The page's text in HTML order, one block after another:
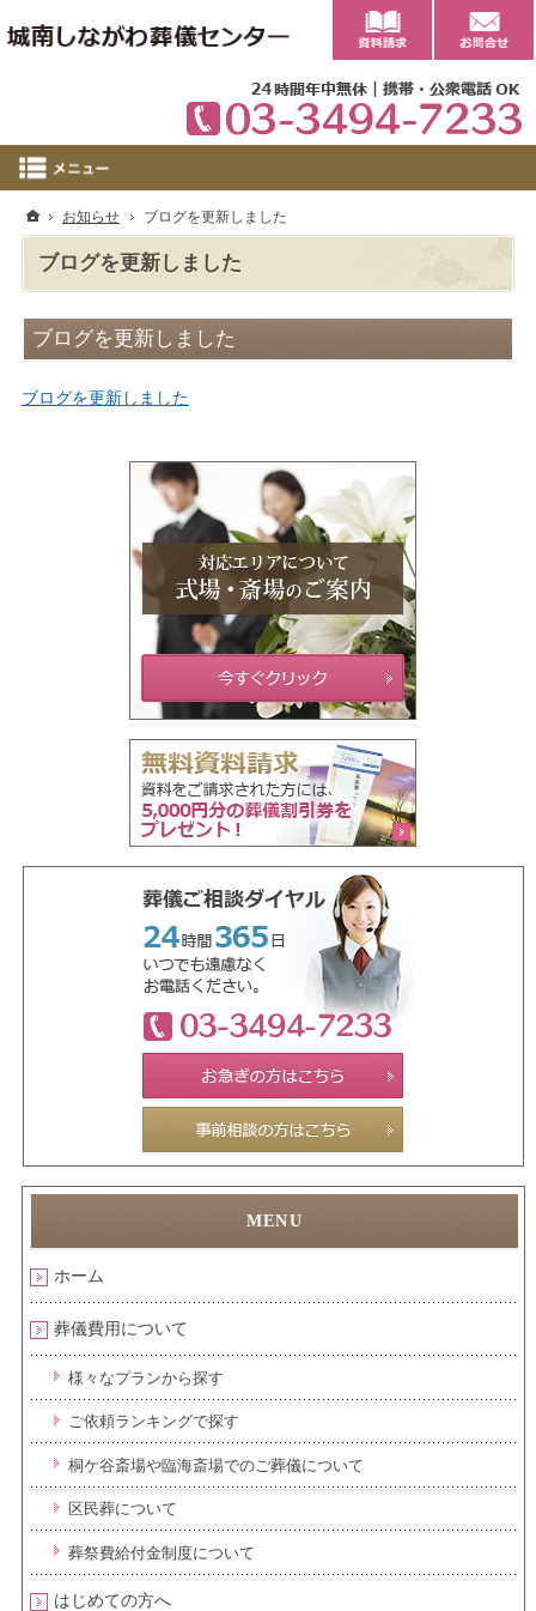
ブログを更新しました
ブログを更新しました
ブログを更新しました
ホーム
葬儀費用について
様々なプランから探す
ご依頼ランキングで探す
桐ケ谷斎場や臨海斎場でのご葬儀について
区民葬について
葬祭費給付金制度について
はじめての方へ
ホーム
お知らせ ブログを更新しました